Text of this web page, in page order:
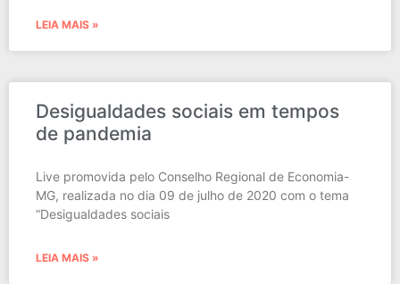
LEIA MAIS »
Desigualdades sociais em tempos
de pandemia
Live promovida pelo Conselho Regional de Economia-
MG, realizada no dia 09 de julho de 2020 com o tema
“Desigualdades sociais
LEIA MAIS »